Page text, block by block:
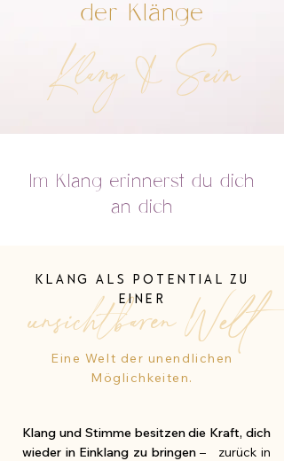
der Klänge
Klang & Sein
Im Klang erinnerst du dich
an dich
unsichtbaren Welt
KLANG ALS POTENTIAL ZU
EINER
Eine Welt der unendlichen
Möglichkeiten.
Klang und Stimme besitzen die Kraft, dich
wieder in Einklang zu bringen– zurück in